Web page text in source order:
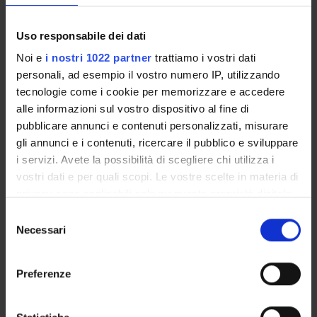
Uso responsabile dei dati
Noi e i nostri 1022 partner trattiamo i vostri dati
personali, ad esempio il vostro numero IP, utilizzando
tecnologie come i cookie per memorizzare e accedere
alle informazioni sul vostro dispositivo al fine di
pubblicare annunci e contenuti personalizzati, misurare
gli annunci e i contenuti, ricercare il pubblico e sviluppare
i servizi. Avete la possibilità di scegliere chi utilizza i
vostri dati e per quali scopi. Le vostre scelte in materia di
modificare o revocare il proprio consenso in qualsiasi
momento dalla Dichiarazione sui cookie o facendo clic
delNecessari
Preferenze
ATTIVITÀ
AREE DI RICERCA
Engineering
Gastroenterology & Hepatology
Health Care Sciences & Services
Medical Laboratory Technology
Pharmacology & Pharmacy